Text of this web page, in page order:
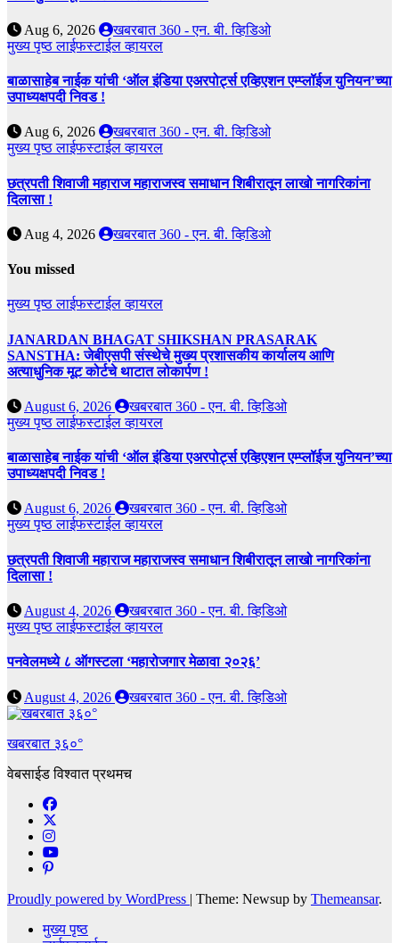
Aug 6, 2026
खबरबात 360 - एन. बी. व्हिडिओ
मुख्य पृष्ठलाईफस्टाईलव्हायरल
बाळासाहेब नाईक यांची ‘ऑल इंडिया एअरपोर्ट्स एव्हिएशन एम्प्लॉईज युनियन’च्या
उपाध्यक्षपदी निवड !
Aug 6, 2026
खबरबात 360 - एन. बी. व्हिडिओ
मुख्य पृष्ठलाईफस्टाईलव्हायरल
छत्रपती शिवाजी महाराज महाराजस्व समाधान शिबीरातून लाखो नागरिकांना
दिलासा !
Aug 4, 2026 खबरबात 360 - एन. बी. व्हिडिओ
You missed
मुख्य पृष्ठलाईफस्टाईलव्हायरल
JANARDAN BHAGAT SHIKSHAN PRASARAK
SANSTHA: जेबीएसपी संस्थेचे मुख्य प्रशासकीय कार्यालय आणि
अत्याधुनिक मूट कोर्टचे थाटात लोकार्पण !
August 6, 2026
खबरबात 360 - एन. बी. व्हिडिओ
मुख्य पृष्ठलाईफस्टाईलव्हायरल
बाळासाहेब नाईक यांची ‘ऑल इंडिया एअरपोर्ट्स एव्हिएशन एम्प्लॉईज युनियन’च्या
उपाध्यक्षपदी निवड !
August 6, 2026
खबरबात 360 - एन. बी. व्हिडिओ
मुख्य पृष्ठलाईफस्टाईलव्हायरल
छत्रपती शिवाजी महाराज महाराजस्व समाधान शिबीरातून लाखो नागरिकांना
दिलासा !
August 4, 2026
खबरबात 360 - एन. बी. व्हिडिओ
मुख्य पृष्ठलाईफस्टाईलव्हायरल
पनवेलमध्ये ८ ऑगस्टला ‘महारोजगार मेळावा २०२६’
August 4, 2026 खबरबात 360 - एन. बी. व्हिडिओ
खबरबात ३६०°
वेबसाईड विश्वात प्रथमच
Proudly powered by WordPress | Theme: Newsup by Themeansar.
मुख्य पृष्ठ